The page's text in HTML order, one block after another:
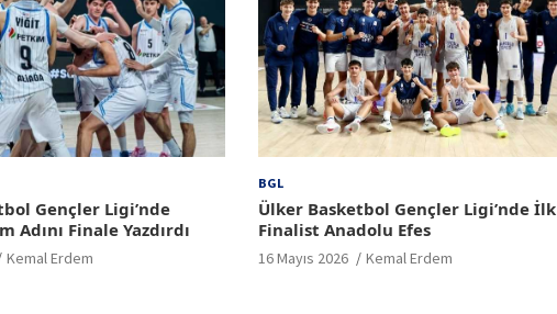
Gençler Ligi’nde
Adını Finale Yazdırdı
Kemal Erdem
BGL
Ülker Basketbol Gençler Ligi’nde İlk
Finalist Anadolu Efes
16 Mayıs 2026 Kemal Erdem